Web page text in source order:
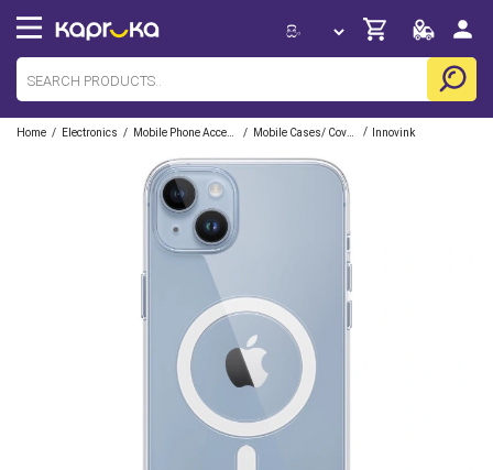
Home / Electronics / / / Innovink